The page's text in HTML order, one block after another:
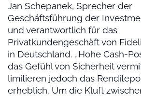
Jan Schepanek, Sprecher der
Geschäftsführung der
und verantwortlich für das
Privatkundengeschäft von
in Deutschland. „Hohe Cash-
das Gefühl von Sicherheit
limitieren jedoch das
erheblich. Um die Kluft